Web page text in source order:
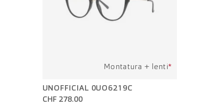
Montatura + lenti*
UNOFFICIAL 0UO6219C
CHF 278.00